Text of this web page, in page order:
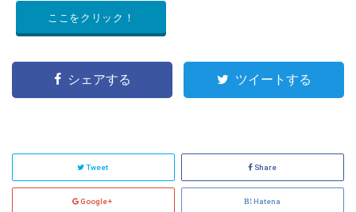
ここをクリック！
シェアする ツイートする
Tweet Share
Google+ Hatena